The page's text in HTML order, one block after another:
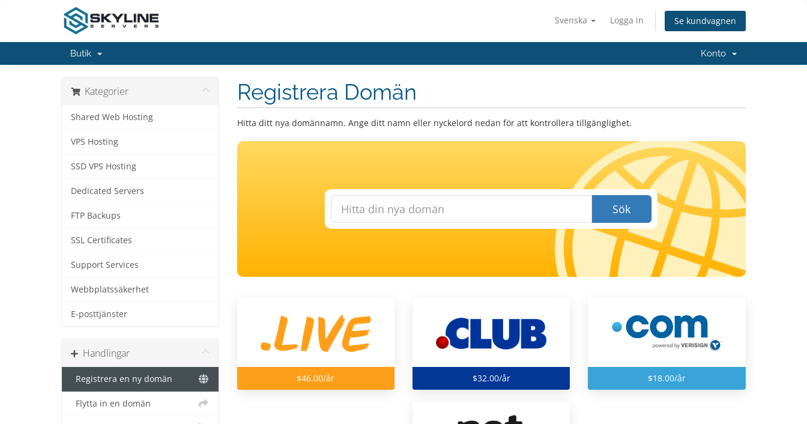
Svenska Logga in Se kundvagnen
Butik Konto
Kategorier
Shared Web Hosting
VPS Hosting
SSD VPS Hosting
Dedicated Servers
FTP Backups
SSL Certificates
Support Services
Webbplatssäkerhet
E-posttjänster
Handlingar
Registrera en ny domän
Flytta in en domän
Registrera Domän
Hitta ditt nya domännamn. Ange ditt namn eller nyckelord nedan för att kontrollera tillgänglighet.
Sök
$46.00/år $32.00/år $18.00/år